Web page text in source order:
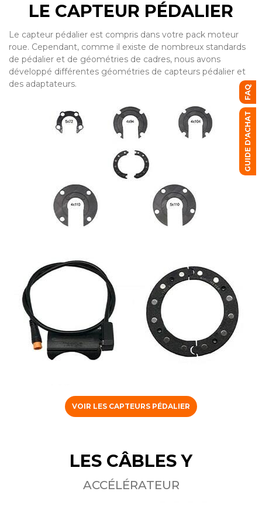
LE CAPTEUR PÉDALIER
Le capteur pédalier est compris dans votre pack moteur
roue. Cependant, comme il existe de nombreux standards
de pédalier et de géométries de cadres, nous avons
développé différentes géométries de capteurs pédalier et
des adaptateurs.
VOIR LES CAPTEURS PÉDALIER
LES CÂBLES Y
ACCÉLÉRATEUR
FAQ
GUIDE D'ACHAT